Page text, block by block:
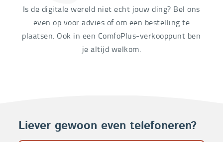
Is de digitale wereld niet echt jouw ding? Bel ons
even op voor advies of om een bestelling te
plaatsen. Ook in een ComfoPlus-verkooppunt ben
je altijd welkom.
Liever gewoon even telefoneren?